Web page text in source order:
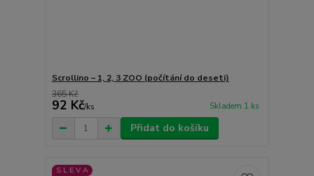
Scrollino – 1, 2, 3 ZOO (počítání do deseti)
365 Kč
92 Kč/ks Skladem 1 ks
Přidat do košíku
S L E V A